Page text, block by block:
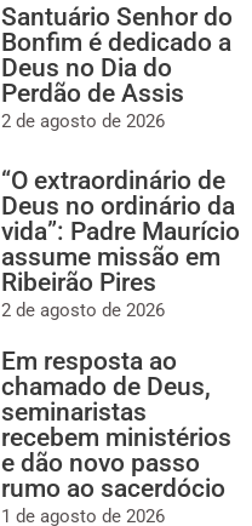
Santuário Senhor do
Bonfim é dedicado a
Deus no Dia do
Perdão de Assis
2 de agosto de 2026
“O extraordinário de
Deus no ordinário da
vida”: Padre Maurício
assume missão em
Ribeirão Pires
2 de agosto de 2026
Em resposta ao
chamado de Deus,
seminaristas
recebem ministérios
e dão novo passo
rumo ao sacerdócio
1 de agosto de 2026